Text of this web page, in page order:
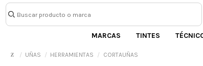
MARCAS TINTES
UÑAS HERRAMIENTAS
CORTAUÑAS